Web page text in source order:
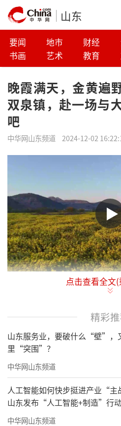
山东
要闻 地市 财经
书画
艺术 教育
晚霞满天，金黄遍
双泉镇，赴一场与
吧
中华网山东频道 2024-12-02
傍晚时分，济南长
野皆是那沉甸甸的金黄
间洒落的碎金。这片金
生姿、竞相绽放，每一
术品，散发着淡淡的芬
美不胜收。
漫步于绚烂的花丛
在此刻都悄然远去。脚
点击查看全文
精彩
山东服务业，要破什么“壁”，
里“突围”？
中华网山东频道
人工智能如何快步挺进产业“主
山东发布“人工智能+制造”行
中华网山东频道